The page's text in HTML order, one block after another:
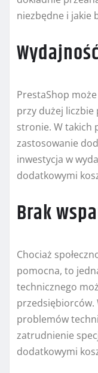
niezbędne i jakie
Wydajność
PrestaShop
przy dużej
stronie. W takich
zastosowanie
inwestycja w
dodatkowymi
Brak
Chociaż
pomocna, to
technicznego
przedsiębiorców.
problemów
zatrudnienie
dodatkowymi